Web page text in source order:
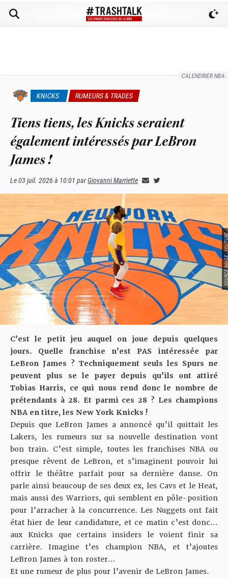
CALENDRIER NBA
KNICKS RUMEURS & TRADES
Tiens tiens, les Knicks seraient
également intéressés par LeBron
James !
Le03 juil. 2026 à 10:01 parGiovanni Marriette
SOURCE
C’est le petit jeu auquel on joue depuis quelques
jours. Quelle franchise n’est PAS intéressée par
LeBron James ? Techniquement seuls les Spurs ne
peuvent plus se le payer depuis qu’ils ont attiré
Tobias Harris, ce qui nous rend donc le nombre de
prétendants à 28. Et parmi ces 28 ? Les champions
NBA en titre, les New York Knicks !
Depuis que LeBron James a annoncé qu’il quittait les
Lakers, les rumeurs sur sa nouvelle destination vont
bon train. C’est simple, toutes les franchises NBA ou
presque rêvent de LeBron, et s’imaginent pouvoir lui
offrir le théâtre parfait pour sa dernière danse. On
parle ainsi beaucoup de ses deux ex, les Cavs et le Heat,
mais aussi des Warriors, qui semblent en pôle-position
pour l’arracher à la concurrence. Les Nuggets ont fait
état hier de leur candidature, et ce matin c’est donc…
aux Knicks que certains insiders le voient finir sa
carrière. Imagine t’es champion NBA, et t’ajoutes
LeBron James à ton roster…
Et une rumeur de plus pour l’avenir de LeBron James.